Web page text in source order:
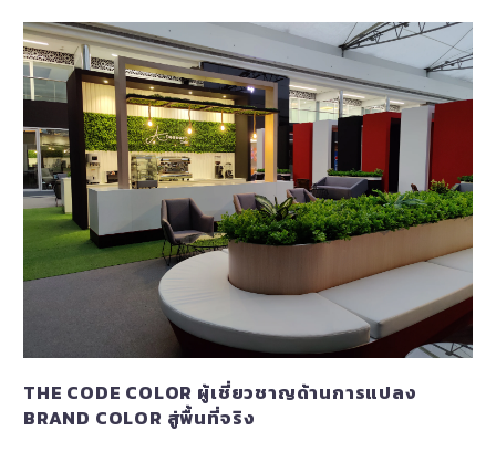
THE CODE COLOR ผู้เชี่ยวชาญด้านการแปลง
BRAND COLOR สู่พื้นที่จริง